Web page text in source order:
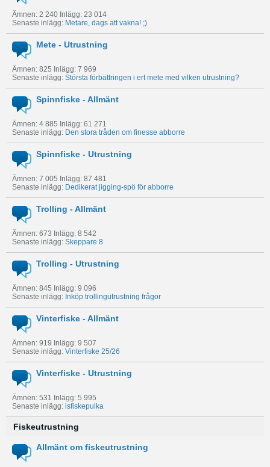
Ämnen: 2 240 Inlägg: 23 014
Senaste inlägg: Metare, dags att vakna! ;)
Mete - Utrustning
Ämnen: 825 Inlägg: 7 969
Senaste inlägg: Största förbättringen i ert mete med vilken utrustning?
Spinnfiske - Allmänt
Ämnen: 4 885 Inlägg: 61 271
Senaste inlägg: Den stora tråden om finesse abborre
Spinnfiske - Utrustning
Ämnen: 7 005 Inlägg: 87 481
Senaste inlägg: Dedikerat jigging-spö för abborre
Trolling - Allmänt
Ämnen: 673 Inlägg: 8 542
Senaste inlägg: Skeppare 8
Trolling - Utrustning
Ämnen: 845 Inlägg: 9 096
Senaste inlägg: Inköp trollingutrustning frågor
Vinterfiske - Allmänt
Ämnen: 919 Inlägg: 9 507
Senaste inlägg: Vinterfiske 25/26
Vinterfiske - Utrustning
Ämnen: 531 Inlägg: 5 995
Senaste inlägg: isfiskepulka
Fiskeutrustning
Allmänt om fiskeutrustning